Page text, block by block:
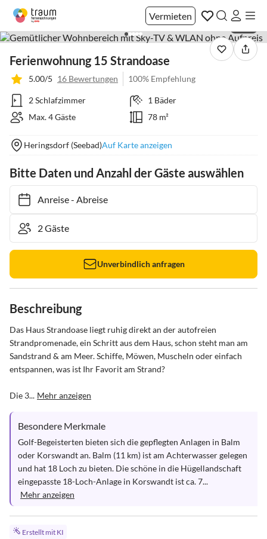
Vermieten
Ferienwohnung 15 Strandoase
5.00/5 16 Bewertungen 100% Empfehlung
2 Schlafzimmer
1 Bäder
Max. 4 Gäste
78 m²
Heringsdorf (Seebad)Auf Karte anzeigen
Bitte Daten und Anzahl der Gäste auswählen
Anreise- Abreise
Unverbindlich anfragen
Beschreibung
Das Haus Strandoase liegt ruhig direkt an der autofreien
Strandpromenade, ein Schritt aus dem Haus, schon steht man am
Sandstrand & am Meer. Schiffe, Möwen, Muscheln oder einfach
entspannen, was ist Ihr Favorit am Strand?
Die 3... Mehr anzeigen
Besondere Merkmale
Golf-Begeisterten bieten sich die gepflegten Anlagen in Balm
oder Korswandt an. Balm (11 km) ist am Achterwasser gelegen
und hat 18 Loch zu bieten. Die schöne in die Hügellandschaft
eingepasste 18-Loch-Anlage in Korswandt ist ca. 7...
Mehr anzeigen
Erstellt mit KI